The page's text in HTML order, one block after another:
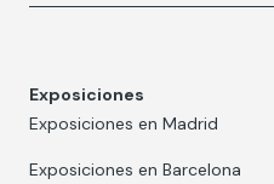
Exposiciones
Exposiciones en Madrid
Exposiciones en Barcelona